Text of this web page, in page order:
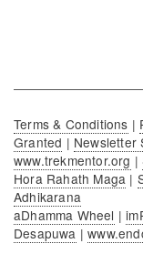
Terms & Conditions |
Granted | Newsletter
www.trekmentor.org |
Hora Rahath Maga |
Adhikarana
aDhamma Wheel |
Desapuwa |